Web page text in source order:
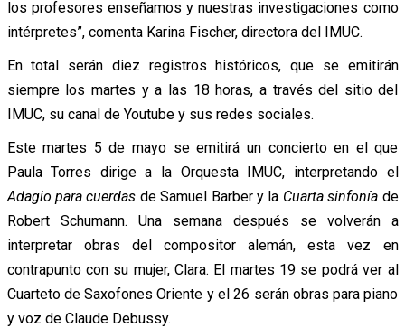
los profesores enseñamos y nuestras investigaciones como
intérpretes”, comenta Karina Fischer, directora del IMUC.
En total serán diez registros históricos, que se emitirán
siempre los martes y a las 18 horas, a través del sitio del
IMUC, su canal de Youtube y sus redes sociales.
Este martes 5 de mayo se emitirá un concierto en el que
Paula Torres dirige a la Orquesta IMUC, interpretando el
Adagio para cuerdas de Samuel Barber y la Cuarta sinfonía de
Robert Schumann. Una semana después se volverán a
interpretar obras del compositor alemán, esta vez en
contrapunto con su mujer, Clara. El martes 19 se podrá ver al
Cuarteto de Saxofones Oriente y el 26 serán obras para piano
y voz de Claude Debussy.